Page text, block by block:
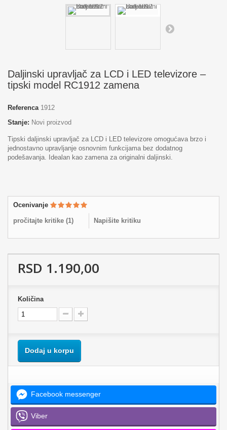
Daljinski upravljač za LCD i LED televizore –
tipski model RC1912 zamena
Referenca 1912
Stanje: Novi proizvod
Tipski daljinski upravljač za LCD i LED televizore omogućava brzo i
jednostavno upravljanje osnovnim funkcijama bez dodatnog
podešavanja. Idealan kao zamena za originalni daljinski.
Ocenivanje
pročitajte kritike (1) Napišite kritiku
RSD 1.190,00
Količina
Dodaj u korpu
Facebook messenger
Viber